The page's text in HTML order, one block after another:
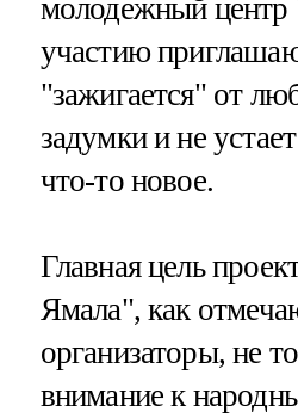
молодежный
участию
"зажигается" от
задумки и не
что-то новое.
Главная цель
Ямала", как
организаторы, не
внимание к